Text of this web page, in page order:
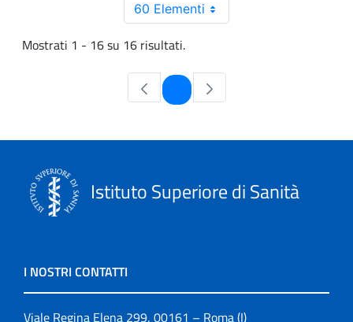
60 Elementi
Mostrati 1 - 16 su 16 risultati.
Pagina
Istituto Superiore di Sanità
I NOSTRI CONTATTI
Viale Regina Elena 299, 00161 – Roma (I)